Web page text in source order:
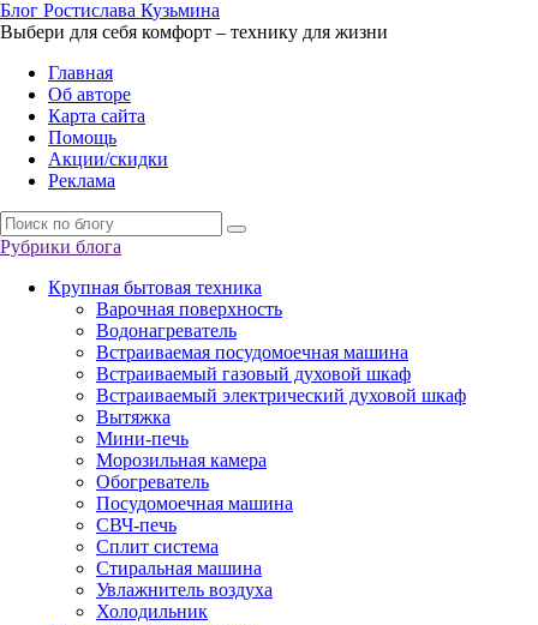
Блог Ростислава Кузьмина
Выбери для себя комфорт – технику для жизни
Главная
Об авторе
Карта сайта
Помощь
Акции/скидки
Реклама
Рубрики блога
Крупная бытовая техника
Варочная поверхность
Водонагреватель
Встраиваемая посудомоечная машина
Встраиваемый газовый духовой шкаф
Встраиваемый электрический духовой шкаф
Вытяжка
Мини-печь
Морозильная камера
Обогреватель
Посудомоечная машина
СВЧ-печь
Сплит система
Стиральная машина
Увлажнитель воздуха
Холодильник